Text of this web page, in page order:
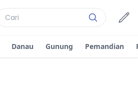
Danau Gunung Pemandian